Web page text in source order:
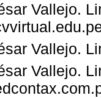
Vallejo.
Vallejo.
Vallejo.